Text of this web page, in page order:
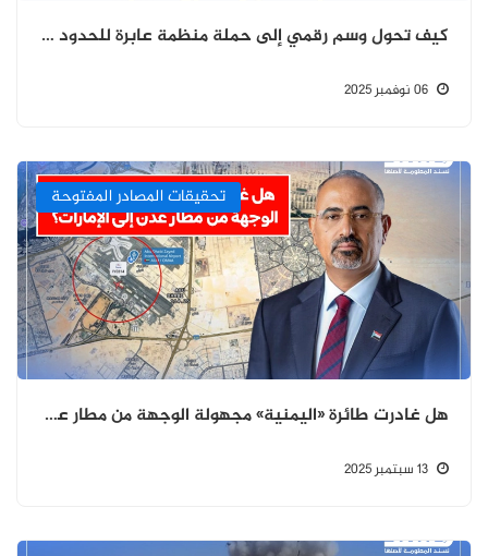
كيف تحول وسم رقمي إلى حملة منظمة عابرة للحدود تشوه مطار عدن واخرى ترد؟
تحقيقات المصادر المفتوحة
هل غادرت طائرة «اليمنية» مجهولة الوجهة من مطار عدن إلى الإمارات؟